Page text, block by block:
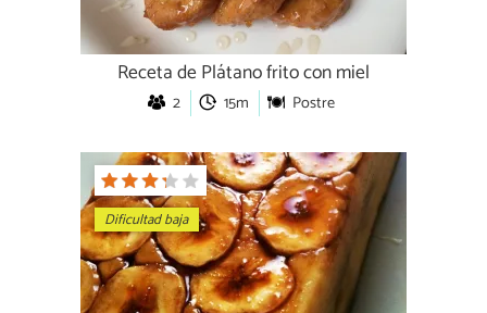
Receta de Plátano frito con miel
2 15m Postre
Dificultad baja